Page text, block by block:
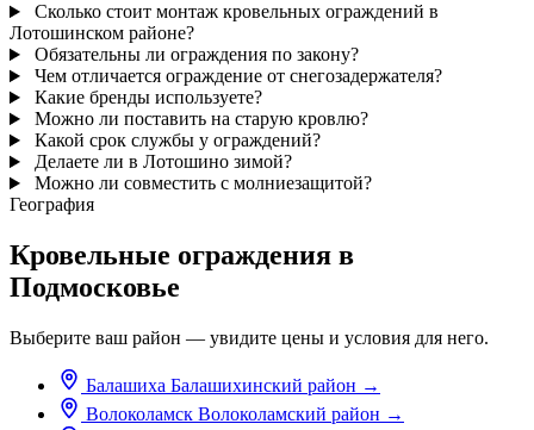
Сколько стоит монтаж кровельных ограждений в
Лотошинском районе?
Обязательны ли ограждения по закону?
Чем отличается ограждение от снегозадержателя?
Какие бренды используете?
Можно ли поставить на старую кровлю?
Какой срок службы у ограждений?
Делаете ли в Лотошино зимой?
Можно ли совместить с молниезащитой?
География
Кровельные ограждения в
Подмосковье
Выберите ваш район — увидите цены и условия для него.
Балашиха Балашихинский район →
Волоколамск Волоколамский район →